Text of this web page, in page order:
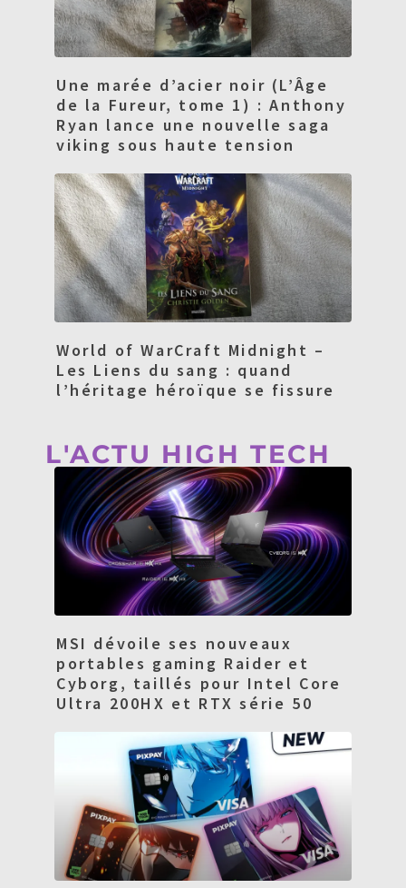
Une marée d’acier noir (L’Âge
de la Fureur, tome 1) : Anthony
Ryan lance une nouvelle saga
viking sous haute tension
World of WarCraft Midnight –
Les Liens du sang : quand
l’héritage héroïque se fissure
L'ACTU HIGH TECH
MSI dévoile ses nouveaux
portables gaming Raider et
Cyborg, taillés pour Intel Core
Ultra 200HX et RTX série 50